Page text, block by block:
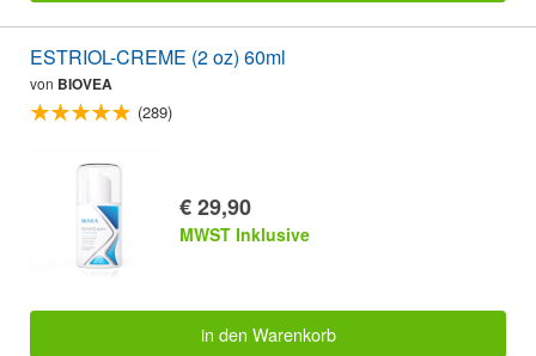
ESTRIOL-CREME (2 oz) 60ml
von BIOVEA
(289)
€ 29,90
MWST Inklusive
in den Warenkorb